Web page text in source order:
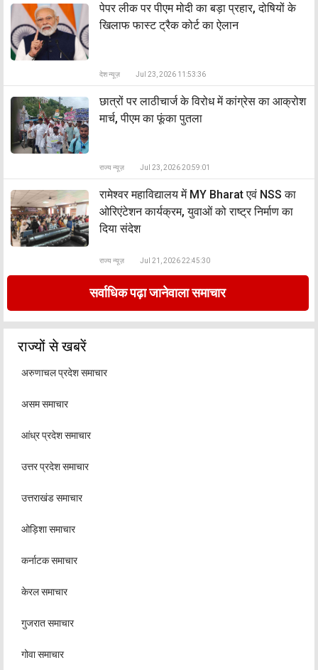
पेपर लीक पर पीएम मोदी का बड़ा प्रहार, दोषियों के
खिलाफ फास्ट ट्रैक कोर्ट का ऐलान
देश न्यूज़ Jul 23, 2026 11:53:36
छात्रों पर लाठीचार्ज के विरोध में कांग्रेस का आक्रोश
मार्च, पीएम का फूंका पुतला
राज्य न्यूज़ Jul 23, 2026 20:59:01
रामेश्वर महाविद्यालय में MY Bharat एवं NSS का
ओरिएंटेशन कार्यक्रम, युवाओं को राष्ट्र निर्माण का
दिया संदेश
राज्य न्यूज़ Jul 21, 2026 22:45:30
सर्वाधिक पढ़ा जानेवाला समाचार
राज्यों से खबरें
अरुणाचल प्रदेश समाचार
असम समाचार
आंध्र प्रदेश समाचार
उत्तर प्रदेश समाचार
उत्तराखंड समाचार
ओड़िशा समाचार
कर्नाटक समाचार
केरल समाचार
गुजरात समाचार
गोवा समाचार